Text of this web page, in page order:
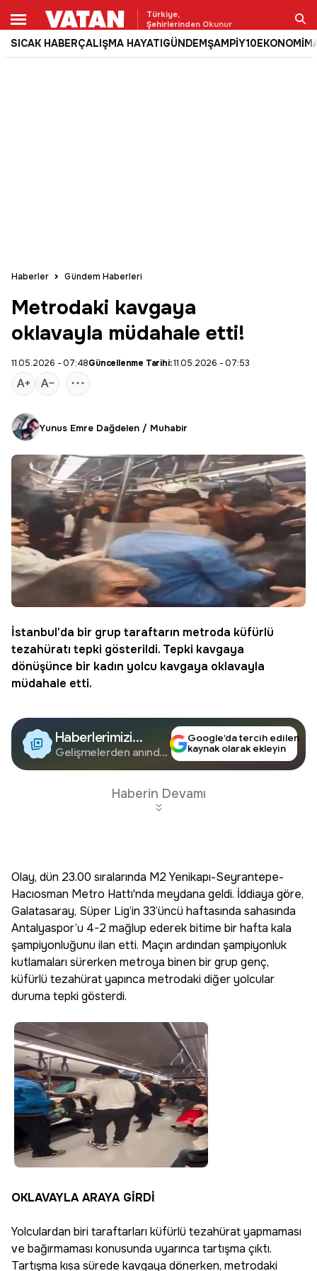
Türkiye,
Şehirlerinden Okunur
SICAK HABERÇALIŞMA HAYATIGÜNDEMŞAMPİY10EKONOMİ
Ara
Haberler Gündem Haberleri
Metrodaki kavgaya
oklavayla müdahale etti!
11.05.2026 - 07:48Güncellenme Tarihi:11.05.2026 - 07:53
Yunus Emre Dağdelen / Muhabir
İstanbul'da bir grup taraftarın metroda küfürlü
tezahüratı tepki gösterildi. Tepki kavgaya
dönüşünce bir kadın yolcu kavgaya oklavayla
müdahale etti.
Haberlerimizi
Google'da Takip
Edin
Gelişmelerden anında
Google’da tercih edilen
kaynak olarak ekleyin
Haberin Devamı
Olay, dün 23.00 sıralarında M2 Yenikapı-Seyrantepe-
Hacıosman Metro Hattı'nda meydana geldi. İddiaya göre,
Galatasaray, Süper Lig’in 33’üncü haftasında sahasında
Antalyaspor’u 4-2 mağlup ederek bitime bir hafta kala
şampiyonluğunu ilan etti. Maçın ardından şampiyonluk
kutlamaları sürerken metroya binen bir grup genç,
küfürlü tezahürat yapınca metrodaki diğer yolcular
duruma tepki gösterdi.
OKLAVAYLA ARAYA GİRDİ
Yolculardan biri taraftarları küfürlü tezahürat yapmaması
ve bağırmaması konusunda uyarınca tartışma çıktı.
Tartışma kısa sürede kavgaya dönerken, metrodaki